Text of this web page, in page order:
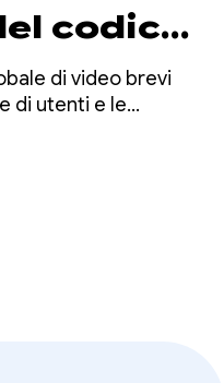
codice
le
di video brevi
di utenti e le